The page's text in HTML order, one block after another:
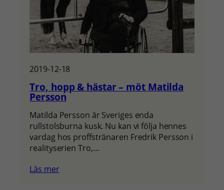
2019-12-18
Tro, hopp & hästar – möt Matilda
Persson
Matilda Persson är Sveriges enda
rullstolsburna kusk. Nu kan vi följa hennes
vardag hos proffstränaren Fredrik Persson i
realityserien Tro,…
Läs mer